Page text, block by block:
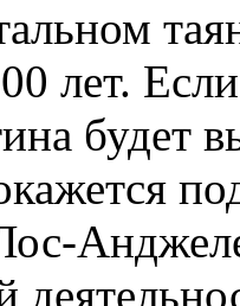
лет.
будет